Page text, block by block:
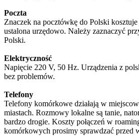
Poczta
Znaczek na pocztówkę do Polski
ustalona urzędowo. Należy zaznaczyć
Polski.
Elektryczność
Napięcie 220 V, 50 Hz. Urządzenia z
bez problemów.
Telefony
Telefony komórkowe działają w
miastach. Rozmowy lokalne są tanie,
bardzo drogie. Koszty połączeń w
komórkowych prosimy sprawdzać przed